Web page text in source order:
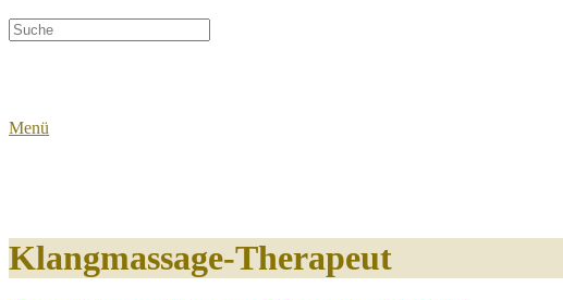
Suche
nach:
Menü
Klangmassage-Therapeut